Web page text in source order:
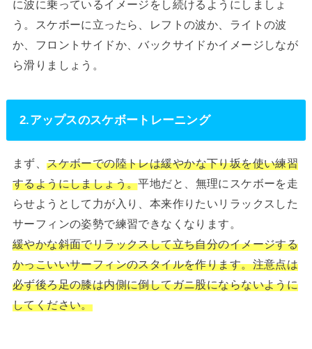
に波に乗っているイメージをし続けるようにしましょ
う。スケボーに立ったら、レフトの波か、ライトの波
か、フロントサイドか、バックサイドかイメージしなが
ら滑りましょう。
2.アップスのスケボートレーニング
まず、スケボーでの陸トレは緩やかな下り坂を使い練習
するようにしましょう。平地だと、無理にスケボーを走
らせようとして力が入り、本来作りたいリラックスした
サーフィンの姿勢で練習できなくなります。
緩やかな斜面でリラックスして立ち自分のイメージする
かっこいいサーフィンのスタイルを作ります。注意点は
必ず後ろ足の膝は内側に倒してガニ股にならないように
してください。